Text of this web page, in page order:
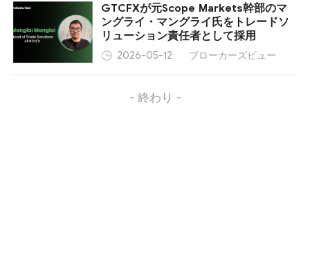
GTCFXが元Scope Markets幹部のマ
ングライ・マングライ氏をトレードソ
リューション責任者として採用
2026-05-12 ブローカーズビュー
- 終わり -